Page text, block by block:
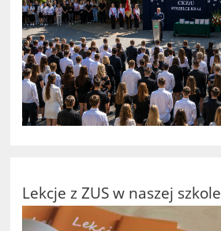
Lekcje z ZUS w naszej szkole